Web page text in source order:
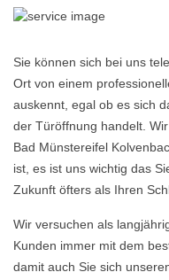
Sie können sich bei uns
Ort von einem
auskennt, egal ob es sich
der Türöffnung handelt.
Bad Münstereifel
ist, es ist uns wichtig das
Zukunft öfters als Ihren
Wir versuchen als
Kunden immer mit dem
damit auch Sie sich